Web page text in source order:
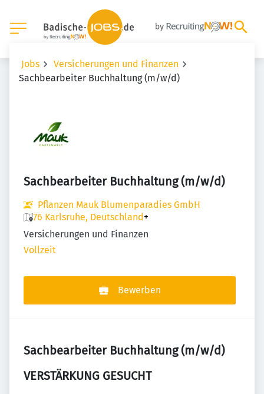
Jobs
Versicherungen und Finanzen
Sachbearbeiter Buchhaltung (m/w/d)
Sachbearbeiter Buchhaltung (m/w/d)
Pflanzen Mauk Blumenparadies GmbH
76 Karlsruhe, Deutschland+
Versicherungen und Finanzen
Vollzeit
Bewerben
Sachbearbeiter Buchhaltung (m/w/d)
VERSTÄRKUNG GESUCHT